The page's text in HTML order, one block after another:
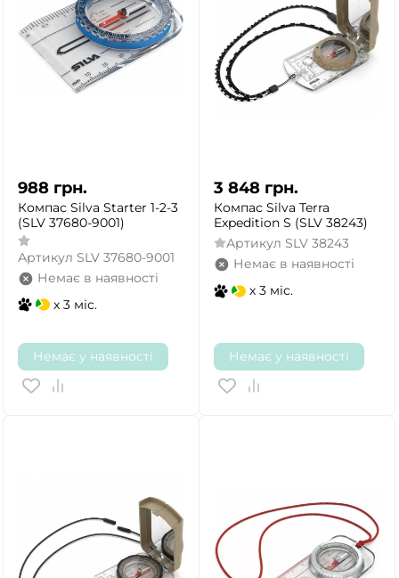
988 грн.
Компас Silva Starter 1-2-3
(SLV 37680-9001)
Артикул SLV 37680-9001
Немає в наявності
x 3 міс.
Немає у наявності
3 848 грн.
Компас Silva Terra
Expedition S (SLV 38243)
Артикул SLV 38243
Немає в наявності
x 3 міс.
Немає у наявності